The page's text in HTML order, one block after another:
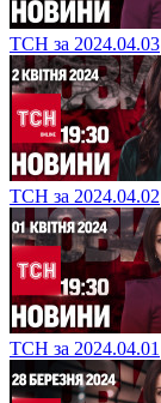
ТСН за 2024.04.03
ТСН за 2024.04.02
ТСН за 2024.04.01